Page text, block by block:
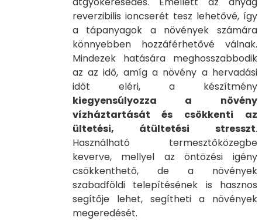
reverzibilis ioncserét tesz lehetővé, így
a tápanyagok a növények számára
könnyebben hozzáférhetővé válnak.
Mindezek hatására meghosszabbodik
az az idő, amíg a növény a hervadási
időt eléri, a készítmény
kiegyensúlyozza a növény
vízháztartását és csökkenti az
ültetési, átültetési stresszt.
Használható termesztőközegbe
keverve, mellyel az öntözési igény
csökkenthető, de a növények
szabadföldi telepítésének is hasznos
segítője lehet, segítheti a növények
megeredését.